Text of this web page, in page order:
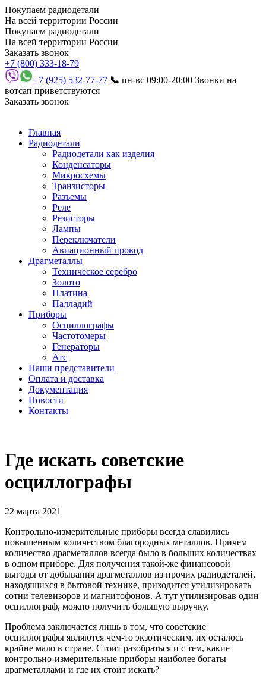
Покупаем радиодетали
На всей территории России
Покупаем радиодетали
На всей территории России
Заказать звонок
+7 (800) 333-18-79
+7 (925) 532-77-77 📞 пн-вс 09:00-20:00 Звонки на
вотсап приветствуются
Заказать звонок
Главная
Радиодетали
Радиодетали как изделия
Конденсаторы
Микросхемы
Транзисторы
Разъемы
Реле
Резисторы
Лампы
Переключатели
Авиационный провод
Драгметаллы
Техническое серебро
Золото
Платина
Палладий
Приборы
Осциллографы
Частотомеры
Генераторы
Атс
Наши представители
Оплата и доставка
Документация
Новости
Контакты
Где искать советские
осциллографы
22 марта 2021
Контрольно-измерительные приборы всегда славились
повышенным количеством благородных металлов. Причем
количество драгметаллов всегда было в больших количествах
в одном приборе. Для получения такой-же финансовой
выгоды от добывания драгметаллов из прочих радиодеталей,
находящихся в бытовой технике, приходится утилизировать
сотни телевизоров и магнитофонов. А тут утилизировав один
осциллограф, можно получить большую выручку.
Проблема заключается лишь в том, что советские
осциллографы являются чем-то экзотическим, их осталось
крайне мало в стране. Стоит разобраться и с тем, какие
контрольно-измерительные приборы наиболее богаты
драгметаллами и где их стоит искать?